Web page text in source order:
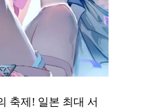
축제! 일본 최대 서